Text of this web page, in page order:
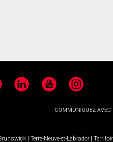
LinkedIn YouTubeInstagram
COMMUNIQUEZ AVEC
| Terre-Neuve-et-Labrador |